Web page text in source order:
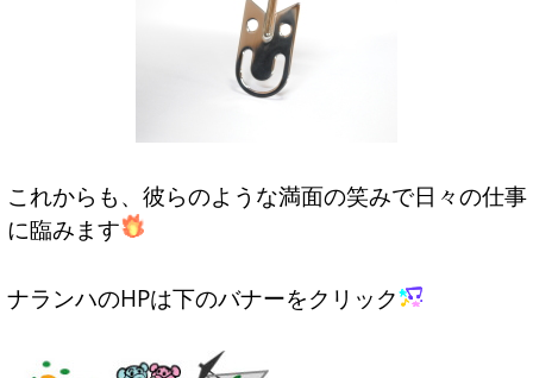
これからも、彼らのような満面の笑みで日々の仕事
に臨みます
ナランハのHPは下のバナーをクリック